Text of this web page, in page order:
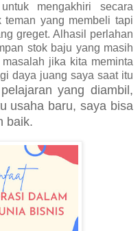
mengakhiri secara
yang membeli tapi
greget. Alhasil perlahan
stok baju yang masih
jika kita meminta
daya juang saya saat itu
yang diambil,
usaha baru, saya bisa
baik.